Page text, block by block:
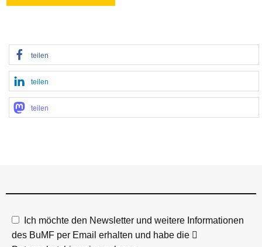
teilen
teilen
teilen
Ich möchte den Newsletter und weitere Informationen
des BuMF per Email erhalten und habe die